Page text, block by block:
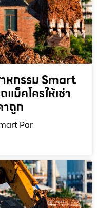
หกรรม Smart
ม็คโครให้เช่า
ถูก
Par